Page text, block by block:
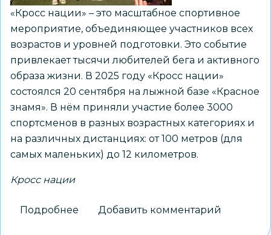
«Кросс нации» – это масштабное спортивное
мероприятие, объединяющее участников всех
возрастов и уровней подготовки. Это событие
привлекает тысячи любителей бега и активного
образа жизни. В 2025 году «Кросс нации»
состоялся 20 сентября на лыжной базе «Красное
знамя». В нём приняли участие более 3000
спортсменов в разных возрастных категориях и
на различных дистанциях: от 100 метров (для
самых маленьких) до 12 километров.
Кросс нации
Подробнее Добавить комментарий